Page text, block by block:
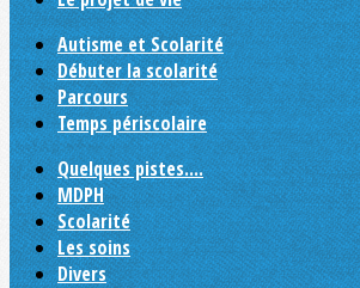
Autisme et Scolarité
Débuter la scolarité
Parcours
Temps périscolaire
Quelques pistes....
MDPH
Scolarité
Les soins
Divers